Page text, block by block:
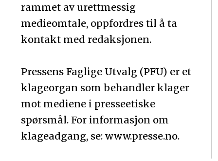
rammet av urettmessig
medieomtale, oppfordres til å ta
kontakt med redaksjonen.
Pressens Faglige Utvalg (PFU) er et
klageorgan som behandler klager
mot mediene i presseetiske
spørsmål. For informasjon om
klageadgang, se: www.presse.no.